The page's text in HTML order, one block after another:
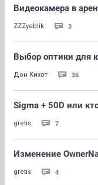
Видеокамера в
ZZZyablik 3
Выбор оптики для
Дон Кихот 36
Sigma + 50D или
gretis 7
Изменение
gretis 4